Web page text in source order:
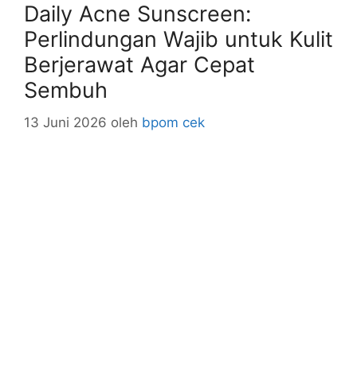
Daily Acne Sunscreen:
Perlindungan Wajib untuk Kulit
Berjerawat Agar Cepat
Sembuh
13 Juni 2026 oleh bpom cek